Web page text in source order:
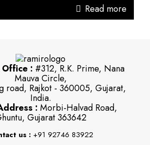
Read more
: #312, R.K. Prime, Nana
Mauva Circle,
road, Rajkot - 360005, Gujarat,
India.
: Morbi-Halvad Road,
Gujarat 363642
us : +91 92746 83922